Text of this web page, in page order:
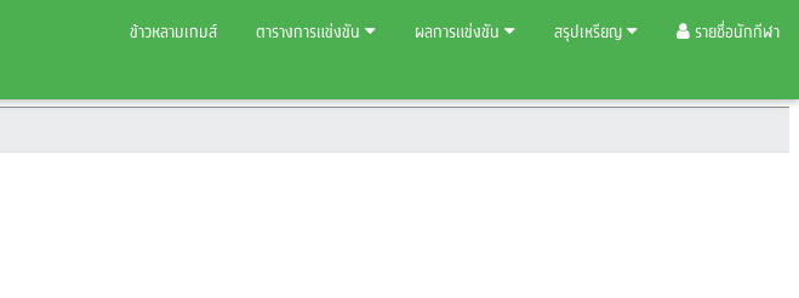
ข้าวหลามเกมส์ ตารางการแข่งขัน ผลการแข่งขัน สรุปเหรียญ รายชื่อนักกีฬา